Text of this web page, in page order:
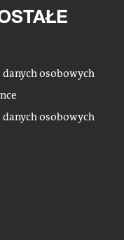
danych osobowych
danych osobowych